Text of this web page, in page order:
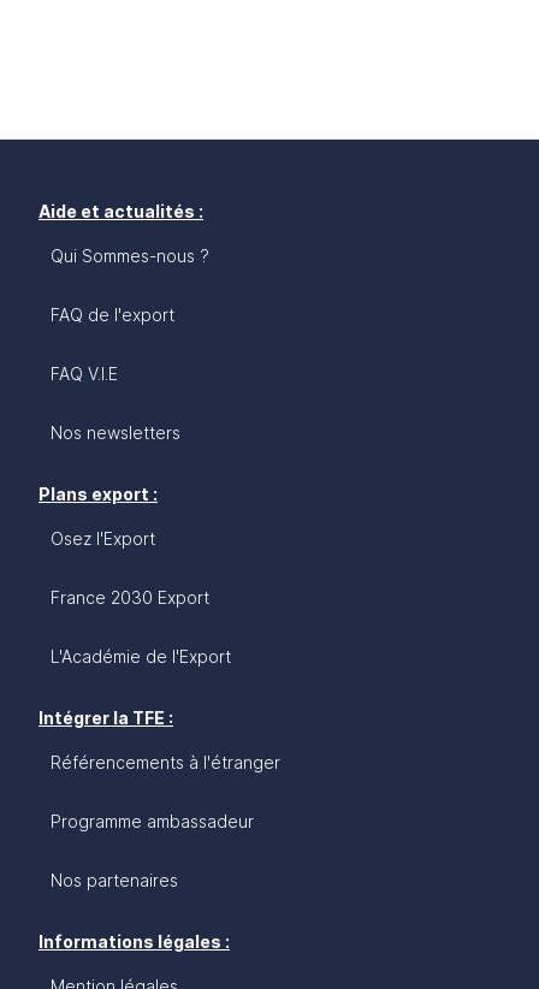
Aide et actualités :
Qui Sommes-nous ?
FAQ de l'export
FAQ V.I.E
Nos newsletters
Plans export :
Osez l'Export
France 2030 Export
L'Académie de l'Export
Intégrer la TFE :
Référencements à l'étranger
Programme ambassadeur
Nos partenaires
Informations légales :